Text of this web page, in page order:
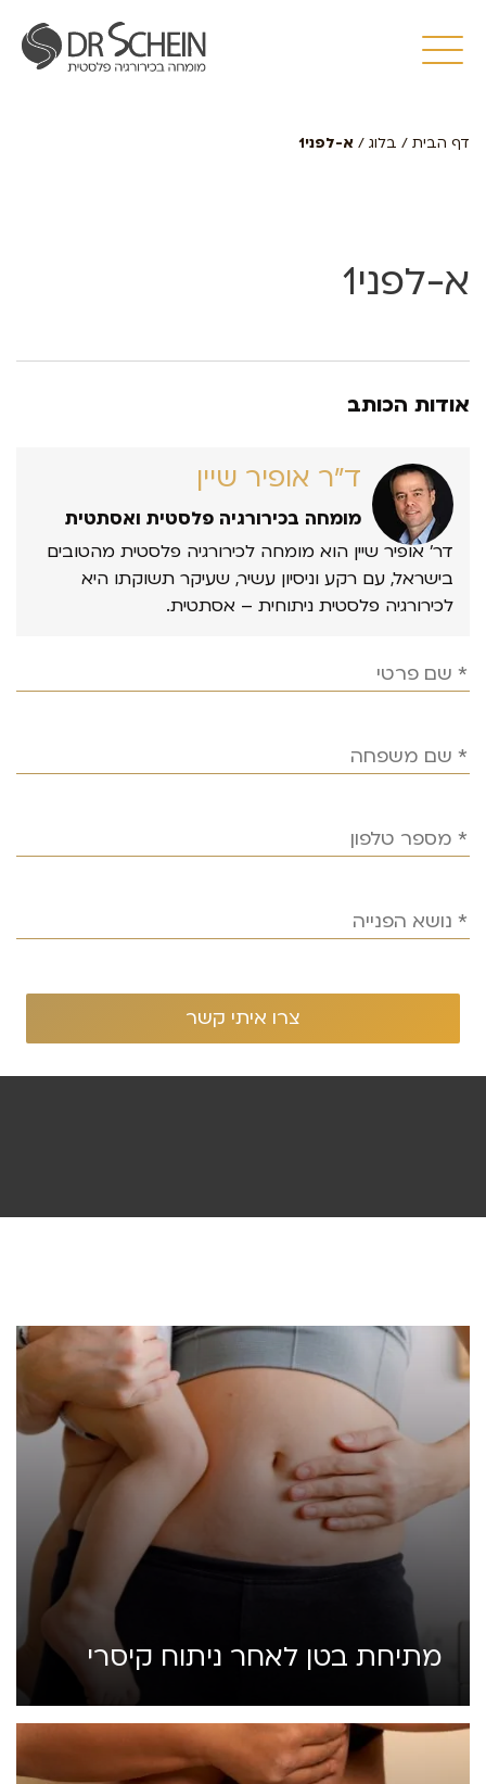
דף הבית / בלוג / א-לפני1
א-לפני1
אודות הכותב
ד״ר אופיר שיין
מומחה בכירורגיה פלסטית ואסתטית
דר’ אופיר שיין הוא מומחה לכירורגיה פלסטית מהטובים
בישראל, עם רקע וניסיון עשיר, שעיקר תשוקתו היא
לכירורגיה פלסטית ניתוחית – אסתטית.
מתיחת בטן לאחר ניתוח קיסרי